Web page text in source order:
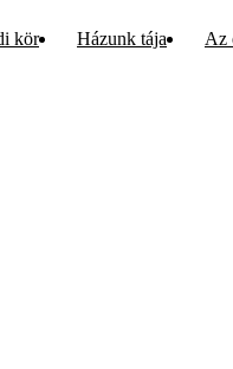
kör Házunk tája Az